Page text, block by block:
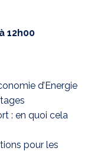
12h00
d’Energie
: en quoi cela
pour les